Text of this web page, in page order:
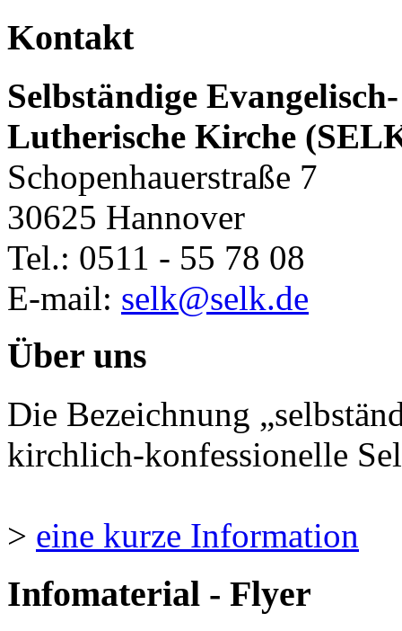
Kontakt
Selbständige Evangelisch-
Lutherische Kirche
Schopenhauerstraße 7
30625 Hannover
Tel.: 0511 - 55 78 08
E-mail: selk@selk.de
Über uns
Die Bezeichnung
kirchlich-konfessionelle
> eine kurze Information
Infomaterial - Flyer